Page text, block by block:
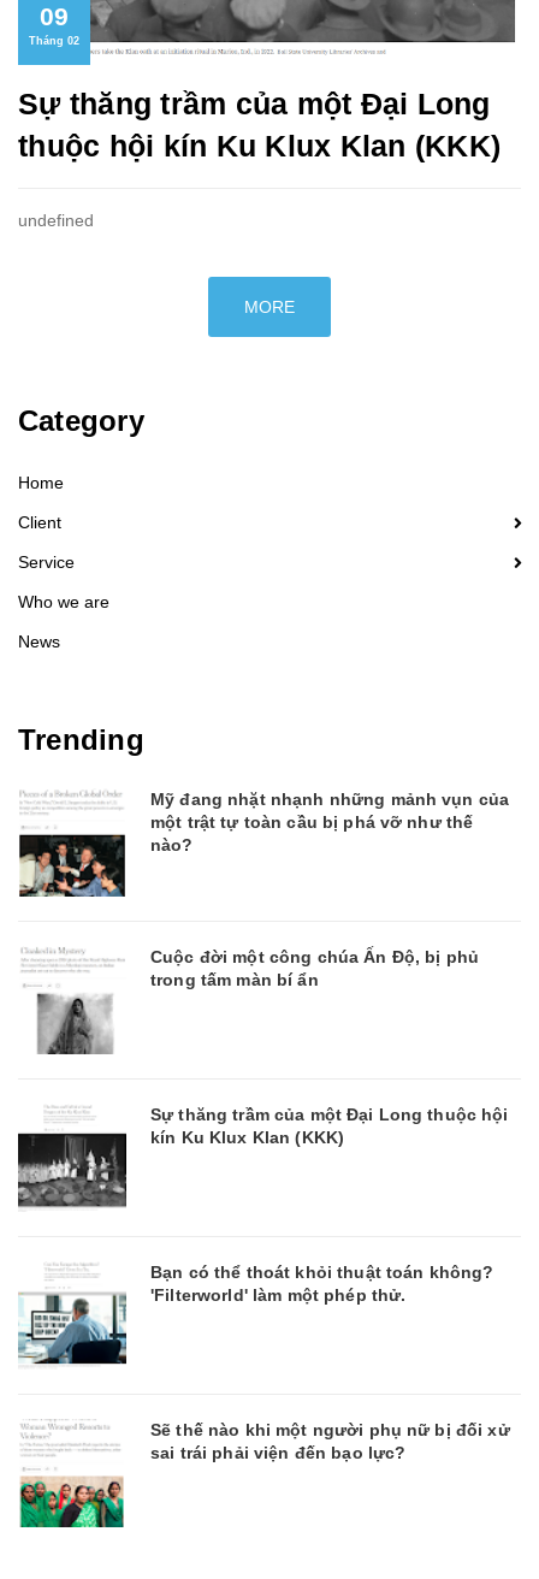
09
Tháng 02
Sự thăng trầm của một Đại Long
thuộc hội kín Ku Klux Klan (KKK)
undefined
MORE
Category
Home
Client
Service
Who we are
News
Trending
Mỹ đang nhặt nhạnh những mảnh vụn của
một trật tự toàn cầu bị phá vỡ như thế
nào?
Cuộc đời một công chúa Ấn Độ, bị phủ
trong tấm màn bí ẩn
Sự thăng trầm của một Đại Long thuộc hội
kín Ku Klux Klan (KKK)
Bạn có thể thoát khỏi thuật toán không?
'Filterworld' làm một phép thử.
Sẽ thế nào khi một người phụ nữ bị đối xử
sai trái phải viện đến bạo lực?